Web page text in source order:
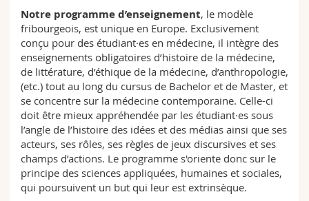
MyUnifr
Notre programme d’enseignement, le modèle
fribourgeois, est unique en Europe. Exclusivement
conçu pour des étudiant·es en médecine, il intègre des
enseignements obligatoires d’histoire de la médecine,
de littérature, d’éthique de la médecine, d’anthropologie,
(etc.) tout au long du cursus de Bachelor et de Master, et
se concentre sur la médecine contemporaine. Celle-ci
doit être mieux appréhendée par les étudiant·es sous
l’angle de l’histoire des idées et des médias ainsi que ses
acteurs, ses rôles, ses règles de jeux discursives et ses
champs d’actions. Le programme s'oriente donc sur le
principe des sciences appliquées, humaines et sociales,
qui poursuivent un but qui leur est extrinsèque.